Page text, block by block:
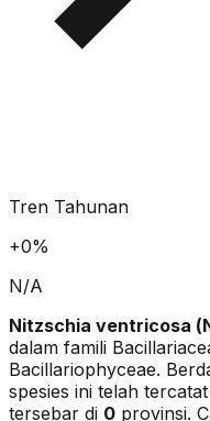
Tren Tahunan
+0%
N/A
Nitzschia ventricosa (
dalam famili
Bacillariophyceae.
spesies ini telah
tersebar di 0 provinsi.